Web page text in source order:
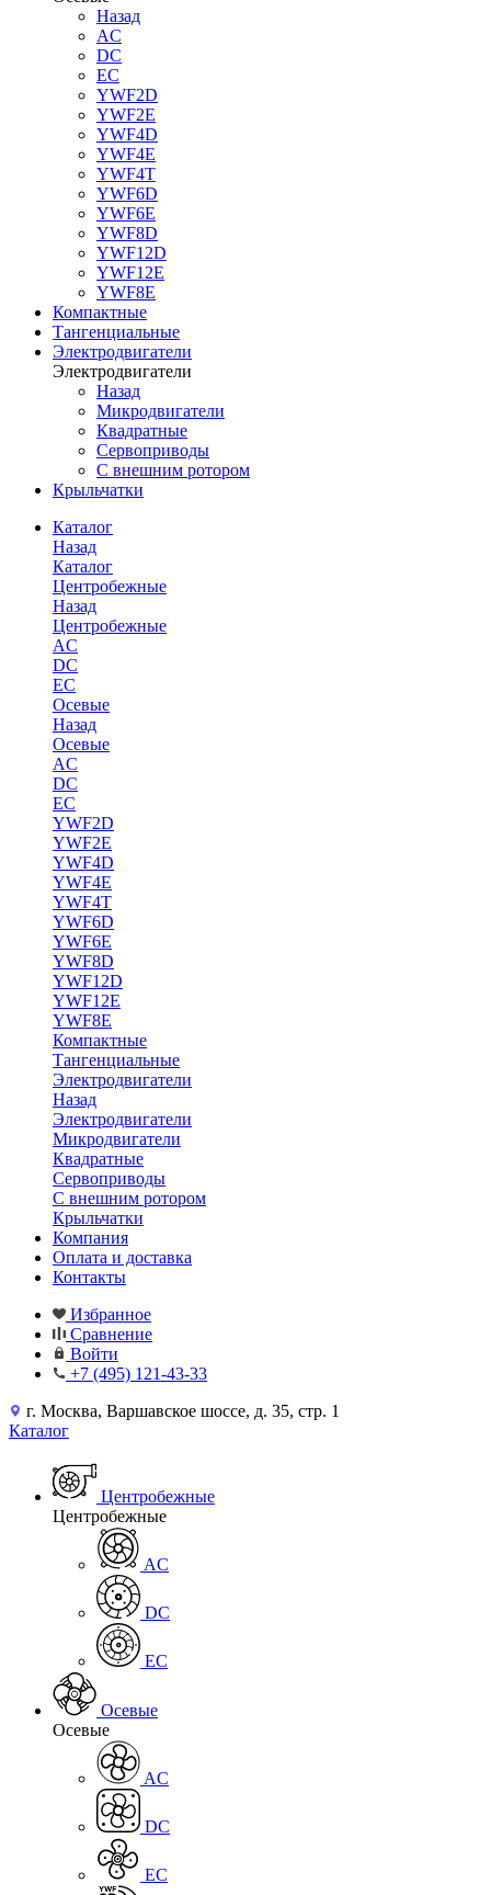
Назад
AC
DC
EC
YWF2D
YWF2E
YWF4D
YWF4E
YWF4T
YWF6D
YWF6E
YWF8D
YWF12D
YWF12E
YWF8E
Компактные
Тангенциальные
Электродвигатели
Электродвигатели
Назад
Микродвигатели
Квадратные
Сервоприводы
С внешним ротором
Крыльчатки
Каталог
Назад
Каталог
Центробежные
Назад
Центробежные
AC
DC
EC
Осевые
Назад
Осевые
AC
DC
EC
YWF2D
YWF2E
YWF4D
YWF4E
YWF4T
YWF6D
YWF6E
YWF8D
YWF12D
YWF12E
YWF8E
Компактные
Тангенциальные
Электродвигатели
Назад
Электродвигатели
Микродвигатели
Квадратные
Сервоприводы
С внешним ротором
Крыльчатки
Компания
Оплата и доставка
Контакты
Избранное
Сравнение
Войти
+7 (495) 121-43-33
г. Москва, Варшавское шоссе, д. 35, стр. 1
Каталог
Центробежные
Центробежные
AC
DC
EC
Осевые
Осевые
AC
DC
EC